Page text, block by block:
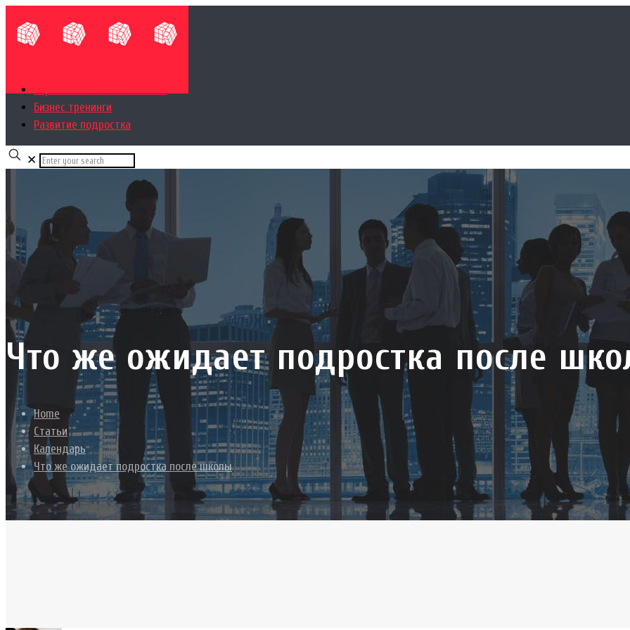
Бизнес тренинги
Развитие подростка
✕
Что же ожидает подростка после
Home
Статьи
Календарь
Что же ожидает подростка после школы